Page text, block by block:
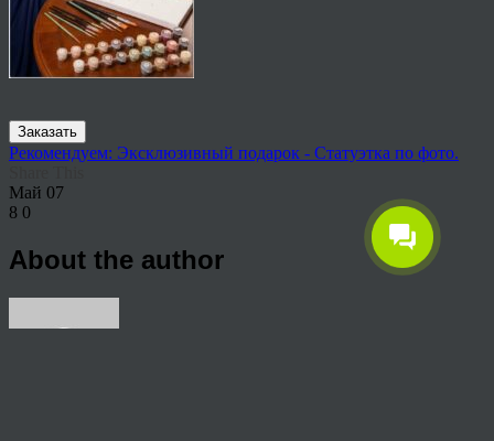
Заказать
Рекомендуем: Эксклюзивный подарок - Статуэтка по фото.
Май 07
8 0
About the author